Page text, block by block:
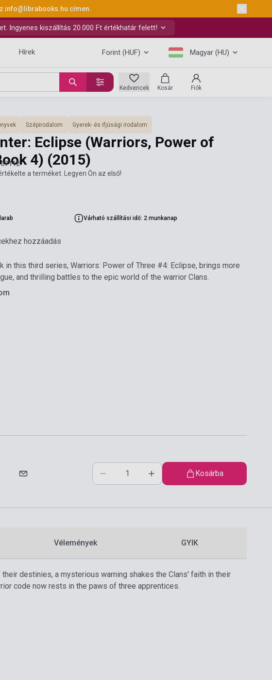
info@librabooks.hu címen.
Ingyenes kiszállítás 20.000 Ft értékhatár felett!
Hírek Forint (HUF) Magyar (HU)
Kedvencek Kosár Fiók
Szépirodalom Gyerek- és ifjúsági irodalom
Eclipse (Warriors, Power of
4) (2015)
a terméket. Legyen Ön az első!
Várható szállítási idő: 2 munkanap
hozzáadás
in this third series, Warriors: Power of Three #4: Eclipse, brings more
and thrilling battles to the epic world of the warrior Clans.
Kosárba
Vélemények GYIK
destinies, a mysterious warning shakes the Clans' faith in their
code now rests in the paws of three apprentices.